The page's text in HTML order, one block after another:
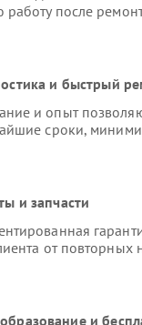
работу после
и быстрый
и опыт
сроки,
и запчасти
от повторных
и